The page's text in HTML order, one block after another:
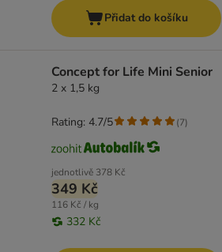
Přidat do košíku
Concept for Life Mini Senior
2 x 1,5 kg
jednotlivě 378 Kč
349 Kč
116 Kč / kg
332 Kč
Rating: 4.7/5 (7)